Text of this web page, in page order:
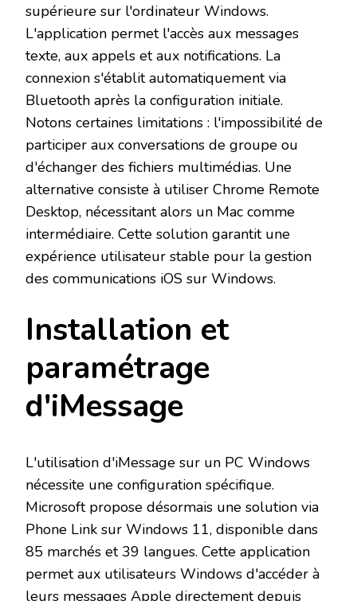
supérieure sur l'ordinateur Windows.
L'application permet l'accès aux messages
texte, aux appels et aux notifications. La
connexion s'établit automatiquement via
Bluetooth après la configuration initiale.
Notons certaines limitations : l'impossibilité de
participer aux conversations de groupe ou
d'échanger des fichiers multimédias. Une
alternative consiste à utiliser Chrome Remote
Desktop, nécessitant alors un Mac comme
intermédiaire. Cette solution garantit une
expérience utilisateur stable pour la gestion
des communications iOS sur Windows.
Installation et
paramétrage
d'iMessage
L'utilisation d'iMessage sur un PC Windows
nécessite une configuration spécifique.
Microsoft propose désormais une solution via
Phone Link sur Windows 11, disponible dans
85 marchés et 39 langues. Cette application
permet aux utilisateurs Windows d'accéder à
leurs messages Apple directement depuis